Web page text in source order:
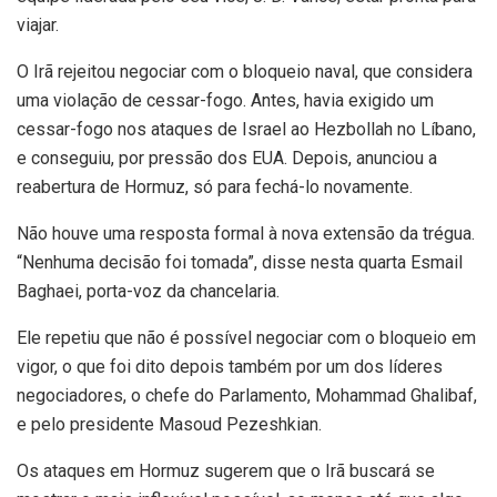
viajar.
O Irã rejeitou negociar com o bloqueio naval, que considera
uma violação de cessar-fogo. Antes, havia exigido um
cessar-fogo nos ataques de Israel ao Hezbollah no Líbano,
e conseguiu, por pressão dos EUA. Depois, anunciou a
reabertura de Hormuz, só para fechá-lo novamente.
Não houve uma resposta formal à nova extensão da trégua.
“Nenhuma decisão foi tomada”, disse nesta quarta Esmail
Baghaei, porta-voz da chancelaria.
Ele repetiu que não é possível negociar com o bloqueio em
vigor, o que foi dito depois também por um dos líderes
negociadores, o chefe do Parlamento, Mohammad Ghalibaf,
e pelo presidente Masoud Pezeshkian.
Os ataques em Hormuz sugerem que o Irã buscará se